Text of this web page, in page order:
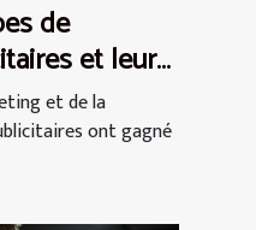
de
et leurs
et de la
ont gagné